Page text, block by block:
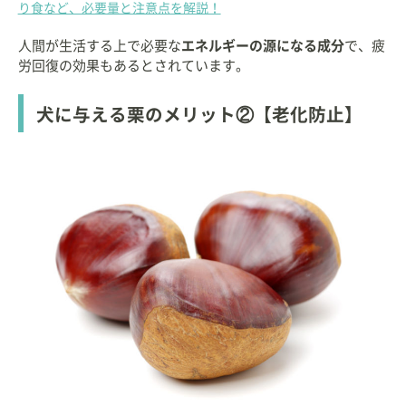
り食など、必要量と注意点を解説！
人間が生活する上で必要な エネルギーの源になる成分で、疲
労回復の効果もあるとされています。
犬に与える栗のメリット②【老化防止】